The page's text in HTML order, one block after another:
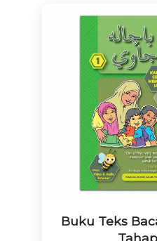
Buku Teks
Tahap